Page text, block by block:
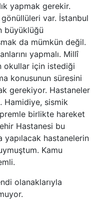
yapmak gerekir.
var. İstanbul
büyüklüğü
da mümkün değil.
yapmalı. Millî
okullar için istediği
konusunun süresini
gerekiyor. Hastaneler
Hamidiye, sismik
birlikte hareket
Hastanesi bu
yapılacak hastanelerin
Kamu
olanaklarıyla